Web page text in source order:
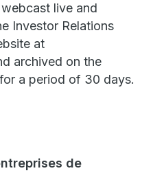
live and
Investor Relations
at
archived on the
a period of 30 days.
de